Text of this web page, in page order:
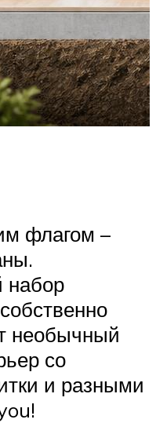
флагом –
набор
необычный
со
и разными